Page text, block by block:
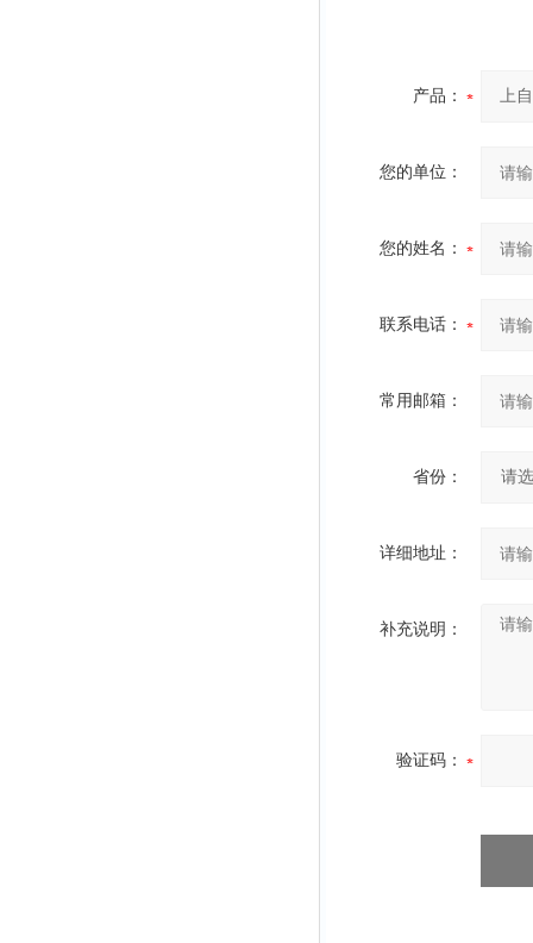
产品：
您的单位：
您的姓名：
联系电话：
常用邮箱：
省份：
详细地址：
补充说明：
验证码：